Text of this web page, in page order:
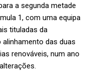
a segunda metade
1, com uma equipa
tituladas da
das duas
renováveis, num ano